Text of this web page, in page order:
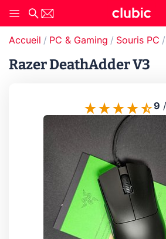
Accueil PC & Gaming Souris PC
Razer DeathAdder V3
9 /